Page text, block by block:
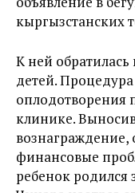
кыргызстанских
К ней
детей.
оплодотворения
клинике.
вознаграждение,
финансовые
ребенок родился